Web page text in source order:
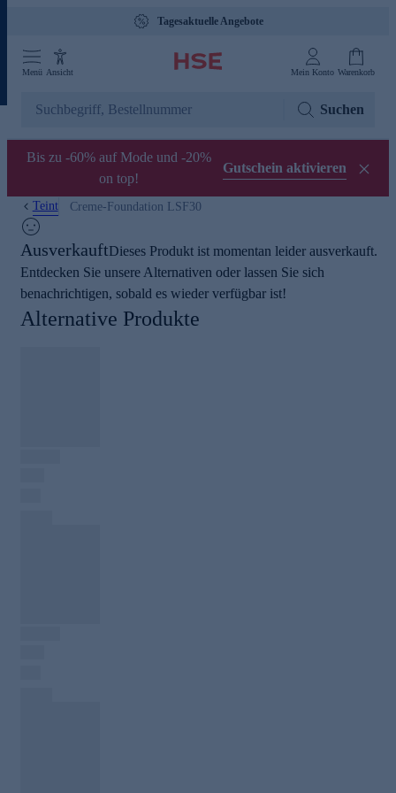
Tagesaktuelle Angebote
Menü Ansicht Mein Konto Warenkorb
Suchen
Bis zu -60% auf Mode und -20%
on top!
Gutschein aktivieren
Teint Creme-Foundation LSF30
AusverkauftDieses Produkt ist momentan leider ausverkauft.
Entdecken Sie unsere Alternativen oder lassen Sie sich
benachrichtigen, sobald es wieder verfügbar ist!
Alternative Produkte